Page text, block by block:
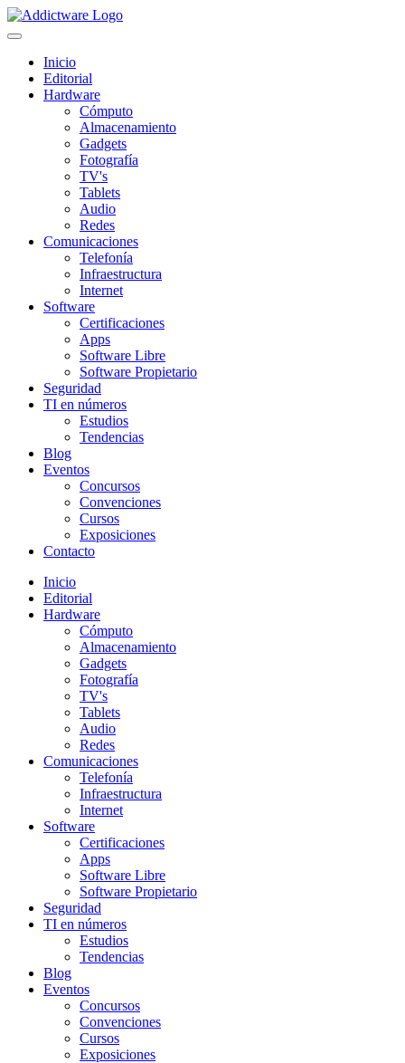
Inicio
Editorial
Hardware
Cómputo
Almacenamiento
Gadgets
Fotografía
TV's
Tablets
Audio
Redes
Comunicaciones
Telefonía
Infraestructura
Internet
Software
Certificaciones
Apps
Software Libre
Software Propietario
Seguridad
TI en números
Estudios
Tendencias
Blog
Eventos
Concursos
Convenciones
Cursos
Exposiciones
Contacto
Inicio
Editorial
Hardware
Cómputo
Almacenamiento
Gadgets
Fotografía
TV's
Tablets
Audio
Redes
Comunicaciones
Telefonía
Infraestructura
Internet
Software
Certificaciones
Apps
Software Libre
Software Propietario
Seguridad
TI en números
Estudios
Tendencias
Blog
Eventos
Concursos
Convenciones
Cursos
Exposiciones